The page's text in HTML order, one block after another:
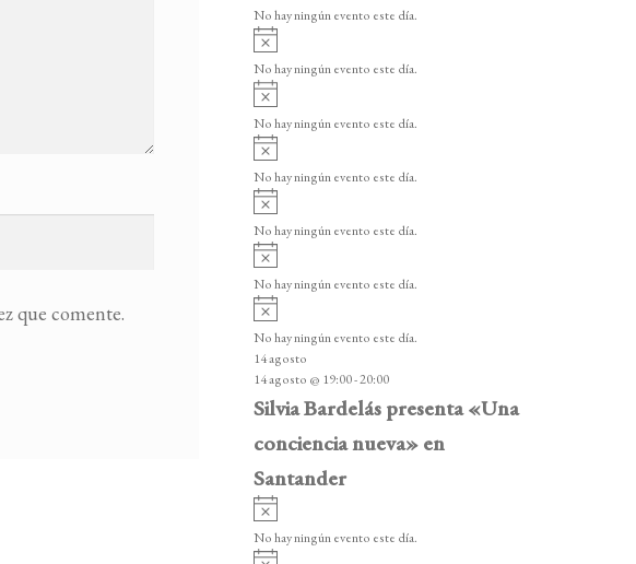
que comente.
e
n
t
o
s
o
i
o
No hay ningún evento este día.
v
i
o
No hay ningún evento este día.
A
v
i
o
No hay ningún evento este día.
A
v
i
o
No hay ningún evento este día.
v
i
o
No hay ningún evento este día.
v
i
o
No hay ningún evento este día.
v
i
s
o
No hay ningún evento este día.
14 agosto
14 agosto @ 19:00-20:00
Silvia Bardelás presenta «Una
conciencia nueva» en
Santander
v
i
No hay ningún evento este día.